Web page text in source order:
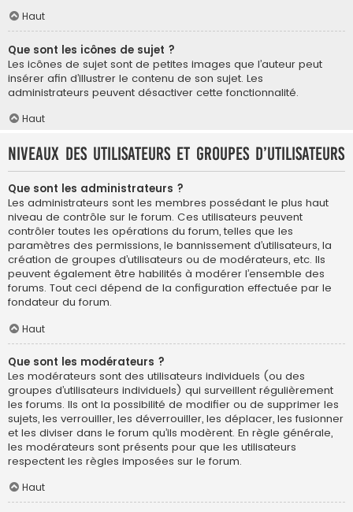
Haut
Que sont les icônes de sujet ?
Les icônes de sujet sont de petites images que l’auteur peut
insérer afin d’illustrer le contenu de son sujet. Les
administrateurs peuvent désactiver cette fonctionnalité.
Haut
Niveaux des utilisateurs et groupes d’utilisateurs
Que sont les administrateurs ?
Les administrateurs sont les membres possédant le plus haut
niveau de contrôle sur le forum. Ces utilisateurs peuvent
contrôler toutes les opérations du forum, telles que les
paramètres des permissions, le bannissement d’utilisateurs, la
création de groupes d’utilisateurs ou de modérateurs, etc. Ils
peuvent également être habilités à modérer l’ensemble des
forums. Tout ceci dépend de la configuration effectuée par le
fondateur du forum.
Haut
Que sont les modérateurs ?
Les modérateurs sont des utilisateurs individuels (ou des
groupes d’utilisateurs individuels) qui surveillent régulièrement
les forums. Ils ont la possibilité de modifier ou de supprimer les
sujets, les verrouiller, les déverrouiller, les déplacer, les fusionner
et les diviser dans le forum qu’ils modèrent. En règle générale,
les modérateurs sont présents pour que les utilisateurs
respectent les règles imposées sur le forum.
Haut